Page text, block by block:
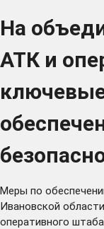
На
АТК и
Меры по
Ивановской
оперативного